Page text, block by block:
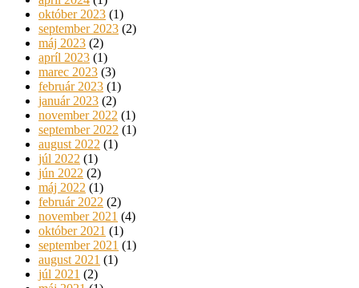
október 2023 (1)
september 2023 (2)
máj 2023 (2)
apríl 2023 (1)
marec 2023 (3)
február 2023 (1)
január 2023 (2)
november 2022 (1)
september 2022 (1)
august 2022 (1)
júl 2022 (1)
jún 2022 (2)
máj 2022 (1)
február 2022 (2)
november 2021 (4)
október 2021 (1)
september 2021 (1)
august 2021 (1)
júl 2021 (2)